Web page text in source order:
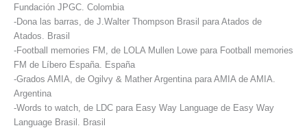
Fundación JPGC. Colombia
-Dona las barras, de J.Walter Thompson Brasil para Atados de
Atados. Brasil
-Football memories FM, de LOLA Mullen Lowe para Football memories
FM de Líbero España. España
-Grados AMIA, de Ogilvy & Mather Argentina para AMIA de AMIA.
Argentina
-Words to watch, de LDC para Easy Way Language de Easy Way
Language Brasil. Brasil